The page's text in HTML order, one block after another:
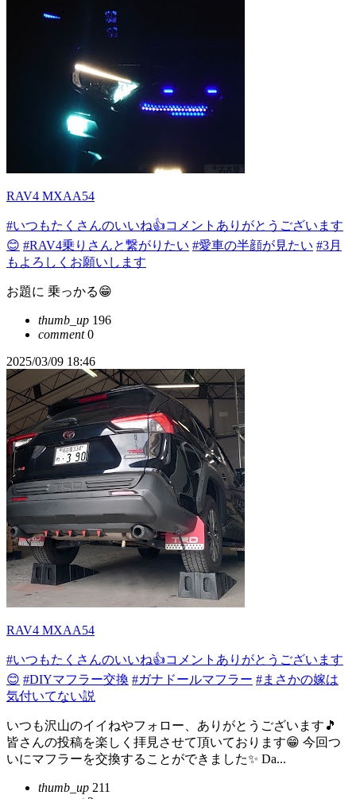
RAV4 MXAA54
#いつもたくさんのいいね👍コメントありがとうございます
😊 #RAV4乗りさんと繋がりたい #愛車の半顔が見たい #3月
もよろしくお願いします
お題に 乗っかる😁
thumb_up 196
comment0
2025/03/09 18:46
RAV4 MXAA54
#いつもたくさんのいいね👍コメントありがとうございます
😊 #DIYマフラー交換 #ガナドールマフラー #まさかの嫁は
気付いてない説
いつも沢山のイイねやフォロー、ありがとうございます🎵
皆さんの投稿を楽しく拝見させて頂いております😁 今回つ
いにマフラーを交換することができました✨ Da...
thumb_up 211